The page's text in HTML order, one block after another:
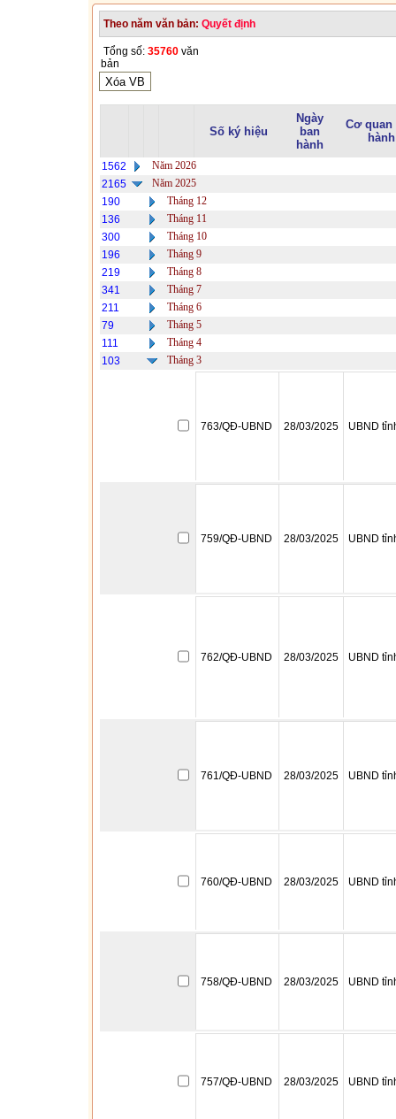
Theo năm văn bản: Quyết định
Tổng số: 35760 văn
bản
Số ký hiệu
Ngày
ban
hành
Cơ quan
hành
1562
Năm 2026
2165
Năm 2025
190
Tháng 12
136
Tháng 11
300
Tháng 10
196
Tháng 9
219
Tháng 8
341
Tháng 7
211
Tháng 6
79
Tháng 5
111
Tháng 4
103
Tháng 3
763/QĐ-UBND 28/03/2025 UBND
759/QĐ-UBND 28/03/2025 UBND
762/QĐ-UBND 28/03/2025 UBND
761/QĐ-UBND 28/03/2025 UBND
760/QĐ-UBND 28/03/2025 UBND
758/QĐ-UBND 28/03/2025 UBND
757/QĐ-UBND 28/03/2025 UBND